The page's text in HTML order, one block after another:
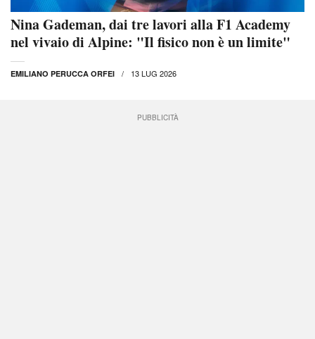
Nina Gademan, dai tre lavori alla F1 Academy
nel vivaio di Alpine: "Il fisico non è un limite"
EMILIANO PERUCCA ORFEI 13 LUG 2026
PUBBLICITÀ